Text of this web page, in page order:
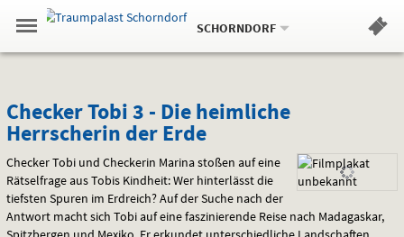
Springe
zum
,zum
.
Navigation
Gehe
zur
Standortauswahl
Standort:
SCHORNDORF.
Hinweis
Checker
Tobi
3
-
Checker Tobi 3 - Die heimliche
Herrscherin der Erde
Checker Tobi und Checkerin Marina stoßen auf eine
Rätselfrage aus Tobis Kindheit: Wer hinterlässt die
tiefsten Spuren im Erdreich? Auf der Suche nach der
Antwort macht sich Tobi auf eine faszinierende Reise nach Madagaskar,